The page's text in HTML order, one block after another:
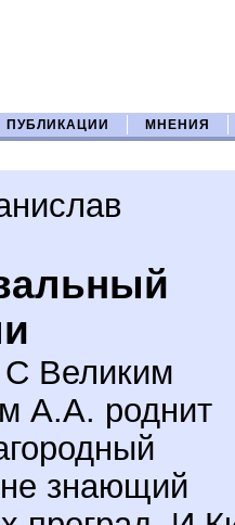
ПУБЛИКАЦИИ МНЕНИЯ
С Великим
А.А. роднит
знающий